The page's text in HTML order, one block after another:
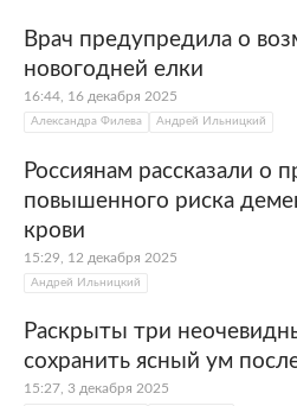
Врач предупредила о
новогодней елки
16:44, 16 декабря 2025
Александра Филева Андрей Ильницкий
Россиянам рассказали о
повышенного риска
крови
15:29, 12 декабря 2025
Андрей Ильницкий
Раскрыты три
сохранить ясный ум
15:27, 3 декабря 2025